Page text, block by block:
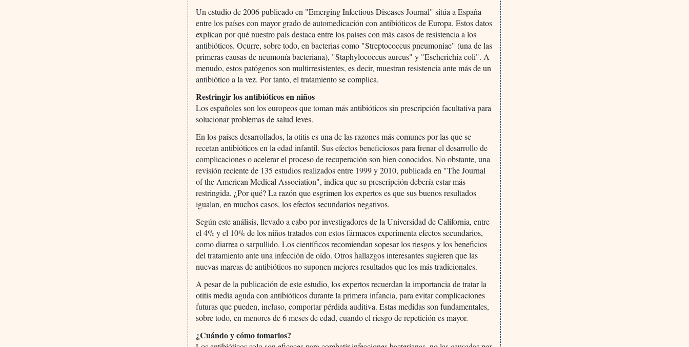
Un estudio de 2006 publicado en "Emerging Infectious Diseases Journal" sitúa a España
entre los países con mayor grado de automedicación con antibióticos de Europa. Estos datos
explican por qué nuestro país destaca entre los países con más casos de resistencia a los
antibióticos. Ocurre, sobre todo, en bacterias como "Streptococcus pneumoniae" (una de las
primeras causas de neumonía bacteriana), "Staphylococcus aureus" y "Escherichia coli". A
menudo, estos patógenos son multirresistentes, es decir, muestran resistencia ante más de un
antibiótico a la vez. Por tanto, el tratamiento se complica.
Restringir los antibióticos en niños
Los españoles son los europeos que toman más antibióticos sin prescripción facultativa para
solucionar problemas de salud leves.
En los países desarrollados, la otitis es una de las razones más comunes por las que se
recetan antibióticos en la edad infantil. Sus efectos beneficiosos para frenar el desarrollo de
complicaciones o acelerar el proceso de recuperación son bien conocidos. No obstante, una
revisión reciente de 135 estudios realizados entre 1999 y 2010, publicada en "The Journal
of the American Medical Association", indica que su prescripción debería estar más
restringida. ¿Por qué? La razón que esgrimen los expertos es que sus buenos resultados
igualan, en muchos casos, los efectos secundarios negativos.
Según este análisis, llevado a cabo por investigadores de la Universidad de California, entre
el 4% y el 10% de los niños tratados con estos fármacos experimenta efectos secundarios,
como diarrea o sarpullido. Los científicos recomiendan sopesar los riesgos y los beneficios
del tratamiento ante una infección de oído. Otros hallazgos interesantes sugieren que las
nuevas marcas de antibióticos no suponen mejores resultados que los más tradicionales.
A pesar de la publicación de este estudio, los expertos recuerdan la importancia de tratar la
otitis media aguda con antibióticos durante la primera infancia, para evitar complicaciones
futuras que pueden, incluso, comportar pérdida auditiva. Estas medidas son fundamentales,
sobre todo, en menores de 6 meses de edad, cuando el riesgo de repetición es mayor.
¿Cuándo y cómo tomarlos?